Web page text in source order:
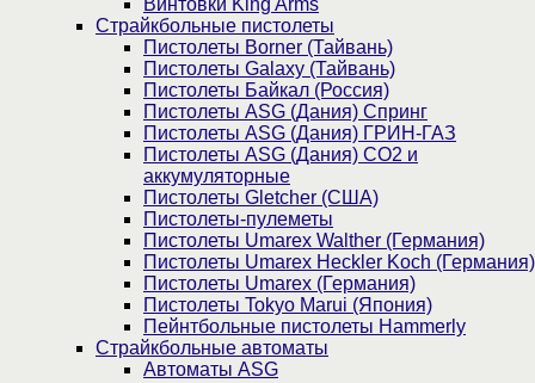
Страйкбольные пистолеты
Пистолеты Borner (Тайвань)
Пистолеты Galaxy (Тайвань)
Пистолеты Байкал (Россия)
Пистолеты ASG (Дания) Спринг
Пистолеты ASG (Дания) ГРИН-ГАЗ
Пистолеты ASG (Дания) CO2 и
аккумуляторные
Пистолеты Gletcher (США)
Пистолеты-пулеметы
Пистолеты Umarex Walther (Германия)
Пистолеты Umarex Heckler Koch (Германия)
Пистолеты Umarex (Германия)
Пистолеты Tokyo Marui (Япония)
Пейнтбольные пистолеты Hammerly
Страйкбольные автоматы
Автоматы ASG